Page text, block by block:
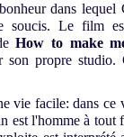
dans
soucis. Le film
How to make
propre studio.
vie facile: dans ce
l'homme à tout